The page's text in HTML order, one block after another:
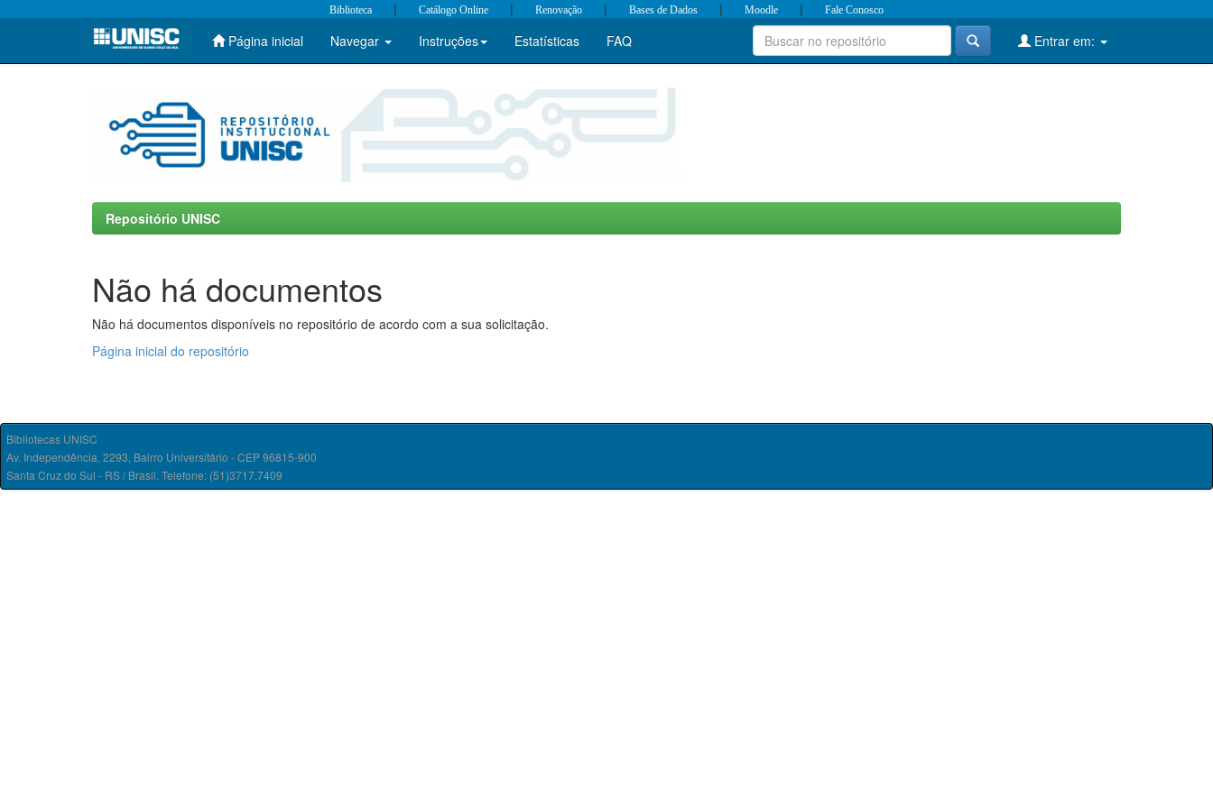
Skip
Biblioteca | Catálogo Online | Renovação | Bases de Dados | Moodle | Fale Conosco
Página inicial Navegar Instruções Estatísticas FAQ Entrar em:
Repositório UNISC
Não há documentos
Não há documentos disponíveis no repositório de acordo com a sua solicitação.
Página inicial do repositório
Bibliotecas UNISC
Av. Independência, 2293, Bairro Universitário - CEP 96815-900
Santa Cruz do Sul - RS / Brasil. Telefone: (51)3717.7409